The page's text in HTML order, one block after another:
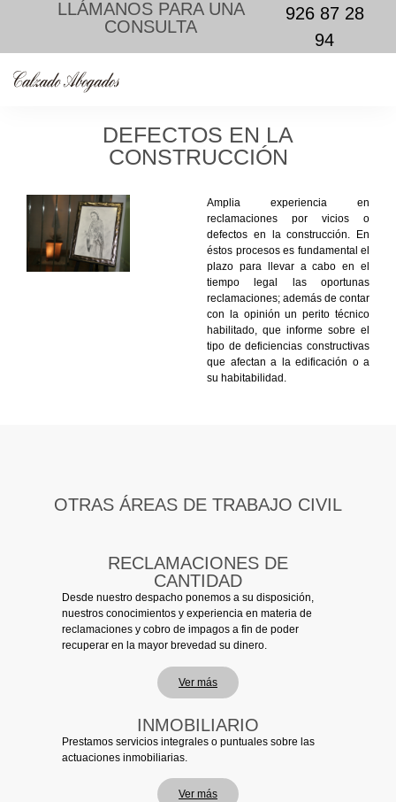
LLÁMANOS PARA UNA
CONSULTA
926 87 28
94
DEFECTOS EN LA
CONSTRUCCIÓN
Amplia experiencia en
reclamaciones por vicios o
defectos en la construcción. En
éstos procesos es fundamental el
plazo para llevar a cabo en el
tiempo legal las oportunas
reclamaciones; además de contar
con la opinión un perito técnico
habilitado, que informe sobre el
tipo de deficiencias constructivas
que afectan a la edificación o a
su habitabilidad.
OTRAS ÁREAS DE TRABAJO CIVIL
RECLAMACIONES DE
CANTIDAD
Desde nuestro despacho ponemos a su disposición,
nuestros conocimientos y experiencia en materia de
reclamaciones y cobro de impagos a fin de poder
recuperar en la mayor brevedad su dinero.
Ver más
INMOBILIARIO
Prestamos servicios integrales o puntuales sobre las
actuaciones inmobiliarias.
Ver más